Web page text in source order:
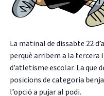
La matinal de dissabte 22
perquè arribem a la
d’atletisme escolar. La que
posicions de categoria
l’opció a pujar al podi.
ACCIÓ